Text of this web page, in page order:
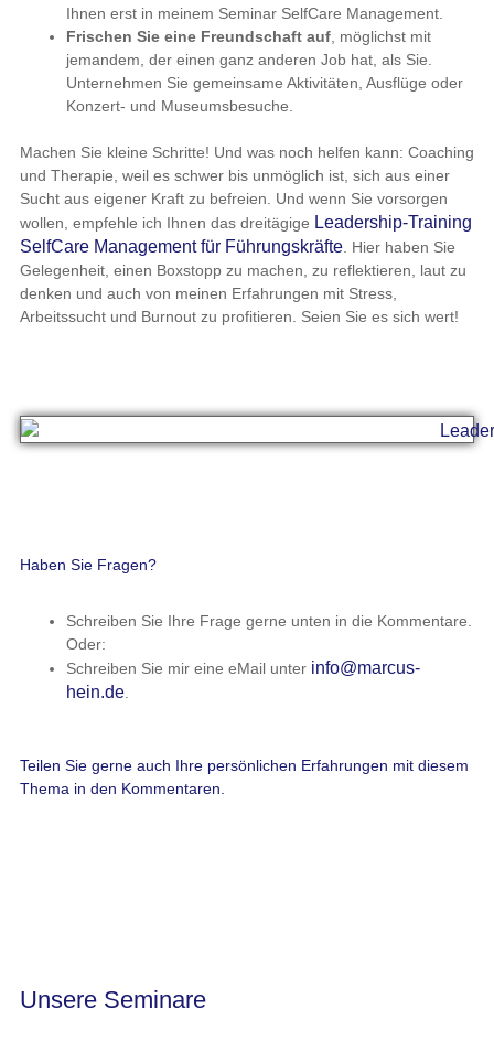
Ihnen erst in meinem Seminar SelfCare Management.
Frischen Sie eine Freundschaft auf, möglichst mit
jemandem, der einen ganz anderen Job hat, als Sie.
Unternehmen Sie gemeinsame Aktivitäten, Ausflüge oder
Konzert- und Museumsbesuche.
Machen Sie kleine Schritte! Und was noch helfen kann: Coaching
und Therapie, weil es schwer bis unmöglich ist, sich aus einer
Sucht aus eigener Kraft zu befreien. Und wenn Sie vorsorgen
wollen, empfehle ich Ihnen das dreitägige Leadership-Training
SelfCare Management für Führungskräfte. Hier haben Sie
Gelegenheit, einen Boxstopp zu machen, zu reflektieren, laut zu
denken und auch von meinen Erfahrungen mit Stress,
Arbeitssucht und Burnout zu profitieren. Seien Sie es sich wert!
Haben Sie Fragen?
Schreiben Sie Ihre Frage gerne unten in die Kommentare.
Oder:
Schreiben Sie mir eine eMail unter info@marcus-
hein.de.
Teilen Sie gerne auch Ihre persönlichen Erfahrungen mit diesem
Thema in den Kommentaren.
Unsere Seminare